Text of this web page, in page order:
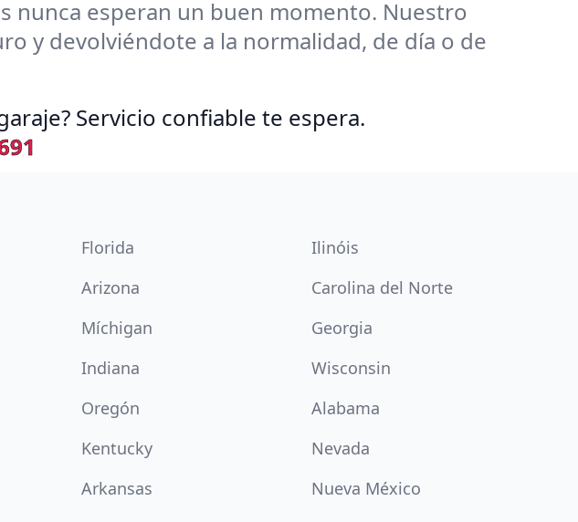
nunca esperan un buen momento. Nuestro
y devolviéndote a la normalidad, de día o de
Servicio confiable te espera.
Florida
Ilinóis
Arizona
Carolina del Norte
Míchigan
Georgia
Indiana
Wisconsin
Oregón
Alabama
Kentucky
Nevada
Arkansas
Nueva México